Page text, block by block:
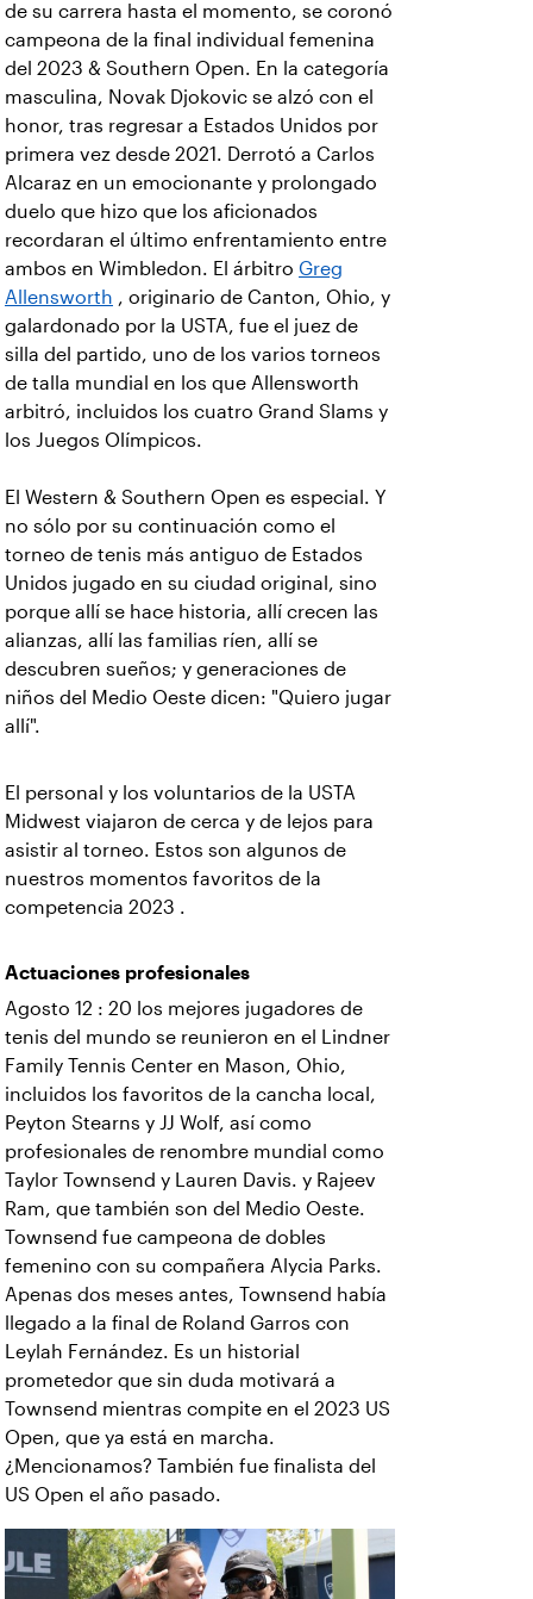
de su carrera hasta el momento, se coronó
campeona de la final individual femenina
del 2023 & Southern Open. En la categoría
masculina, Novak Djokovic se alzó con el
honor, tras regresar a Estados Unidos por
primera vez desde 2021. Derrotó a Carlos
Alcaraz en un emocionante y prolongado
duelo que hizo que los aficionados
recordaran el último enfrentamiento entre
ambos en Wimbledon. El árbitro Greg
Allensworth , originario de Canton, Ohio, y
galardonado por la USTA, fue el juez de
silla del partido, uno de los varios torneos
de talla mundial en los que Allensworth
arbitró, incluidos los cuatro Grand Slams y
los Juegos Olímpicos.
El Western & Southern Open es especial. Y
no sólo por su continuación como el
torneo de tenis más antiguo de Estados
Unidos jugado en su ciudad original, sino
porque allí se hace historia, allí crecen las
alianzas, allí las familias ríen, allí se
descubren sueños; y generaciones de
niños del Medio Oeste dicen: "Quiero jugar
allí".
El personal y los voluntarios de la USTA
Midwest viajaron de cerca y de lejos para
asistir al torneo. Estos son algunos de
nuestros momentos favoritos de la
competencia 2023 .
Actuaciones profesionales
Agosto 12 : 20 los mejores jugadores de
tenis del mundo se reunieron en el Lindner
Family Tennis Center en Mason, Ohio,
incluidos los favoritos de la cancha local,
Peyton Stearns y JJ Wolf, así como
profesionales de renombre mundial como
Taylor Townsend y Lauren Davis. y Rajeev
Ram, que también son del Medio Oeste.
Townsend fue campeona de dobles
femenino con su compañera Alycia Parks.
Apenas dos meses antes, Townsend había
llegado a la final de Roland Garros con
Leylah Fernández. Es un historial
prometedor que sin duda motivará a
Townsend mientras compite en el 2023 US
Open, que ya está en marcha.
¿Mencionamos? También fue finalista del
US Open el año pasado.